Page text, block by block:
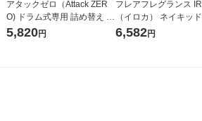
アタックゼロ（Attack ZER
O) ドラム式専用 詰め替え メ
ガジャンボ 2300g 1セット
5,820円
フレアフレグランス
（イロカ） ネイキッ
ーの香り 柔軟剤 詰め替
6,582円